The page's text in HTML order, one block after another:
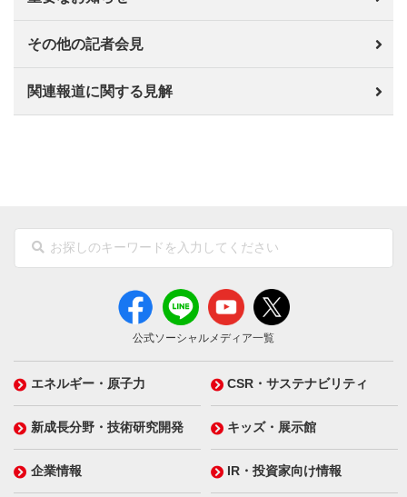
その他の記者会見
関連報道に関する見解
公式ソーシャルメディア一覧
エネルギー・原子力 CSR・サステナビリティ
新成長分野・技術研究開発 キッズ・展示館
企業情報 IR・投資家向け情報